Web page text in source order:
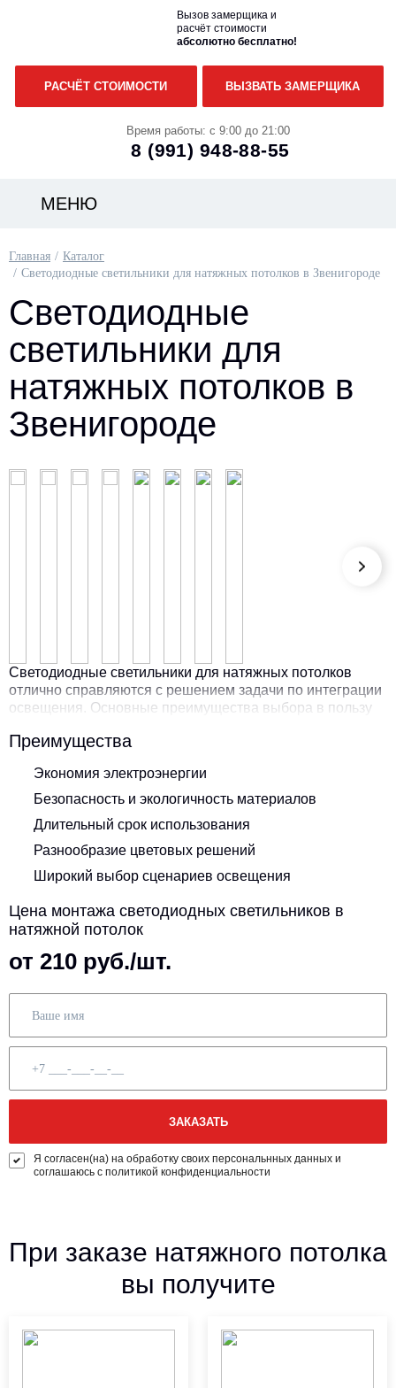
Вызов замерщика и
расчёт стоимости
абсолютно бесплатно!
РАСЧЁТ СТОИМОСТИ ВЫЗВАТЬ ЗАМЕРЩИКА
Время работы: с 9:00 до 21:00
8 (991) 948-88-55
МЕНЮ
Главная
Каталог
Светодиодные светильники для натяжных потолков в Звенигороде
Светодиодные
светильники для
натяжных потолков в
Звенигороде
Светодиодные светильники для натяжных потолков
отлично справляются с решением задачи по интеграции
освещения. Основные преимущества выбора в пользу
Преимущества
Экономия электроэнергии
Безопасность и экологичность материалов
Длительный срок использования
Разнообразие цветовых решений
Широкий выбор сценариев освещения
Цена монтажа светодиодных светильников в
натяжной потолок
от 210 руб./шт.
Я согласен(на) на обработку своих персональнных данных и
соглашаюсь с политикой конфиденциальности
При заказе натяжного потолка
вы получите